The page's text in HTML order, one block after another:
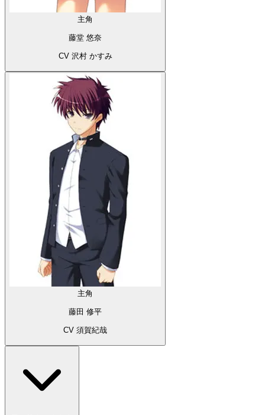
主角
藤堂 悠奈
CV 沢村 かすみ
主角
藤田 修平
CV 須賀紀哉